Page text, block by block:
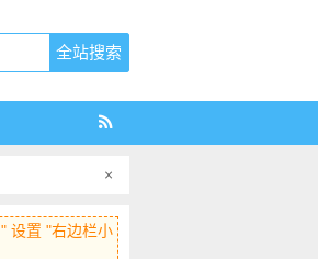
×
" 设置 "右边栏小